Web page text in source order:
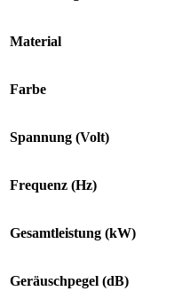
Material
Farbe
Spannung (Volt)
Frequenz (Hz)
Gesamtleistung (kW)
Geräuschpegel (dB)